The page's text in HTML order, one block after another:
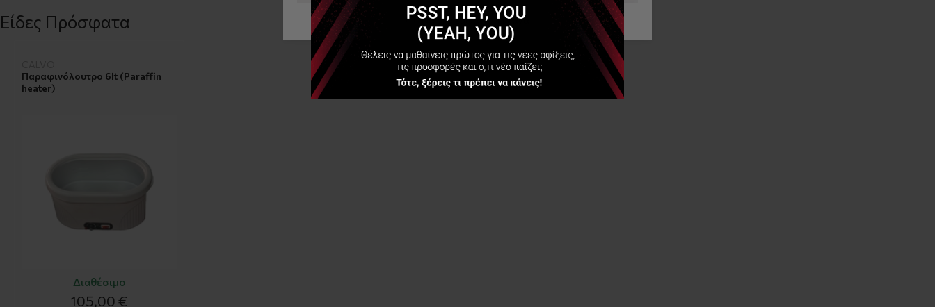
Είδες Πρόσφατα
Παραφινόλουτρο 6lt (Paraffin
heater)
Διαθέσιμο
105,00 €
Να μην εμφανιστεί ξανά